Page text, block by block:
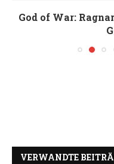
God of War:
VERWANDTE